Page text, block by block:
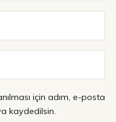
için adım, e-posta
kaydedilsin.